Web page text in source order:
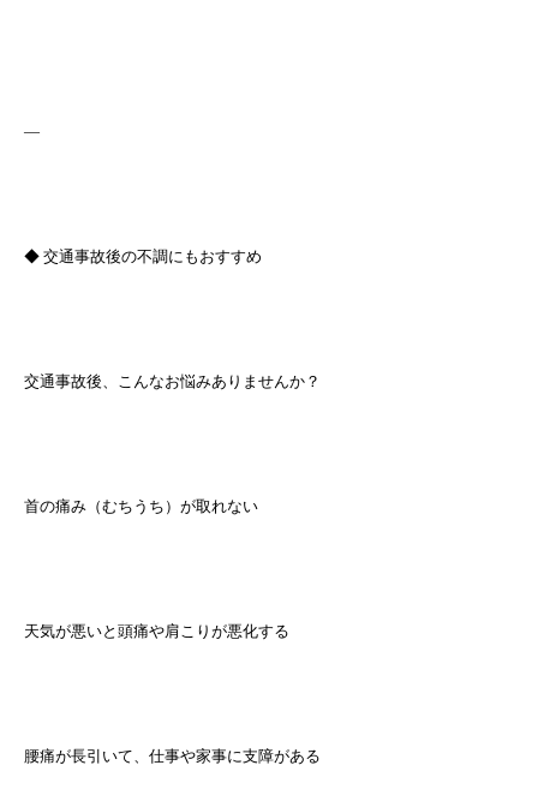
—
◆ 交通事故後の不調にもおすすめ
交通事故後、こんなお悩みありませんか？
首の痛み（むちうち）が取れない
天気が悪いと頭痛や肩こりが悪化する
腰痛が長引いて、仕事や家事に支障がある